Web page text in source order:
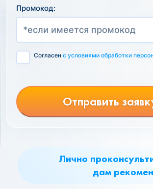
Лично
дам
Промокод:
Согласен с условиями обработки
Отправить